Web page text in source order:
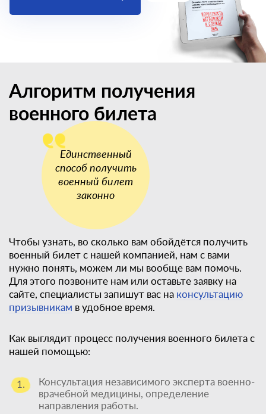
Алгоритм получения
военного билета
Чтобы узнать, во сколько вам обойдётся получить
военный билет с нашей компанией, нам с вами
нужно понять, можем ли мы вообще вам помочь.
Для этого позвоните нам или оставьте заявку на
сайте, специалисты запишут вас на консультацию
призывникам в удобное время.
Как выглядит процесс получения военного билета с
нашей помощью:
1.
Консультация независимого эксперта военно-
врачебной медицины, определение
направления работы.